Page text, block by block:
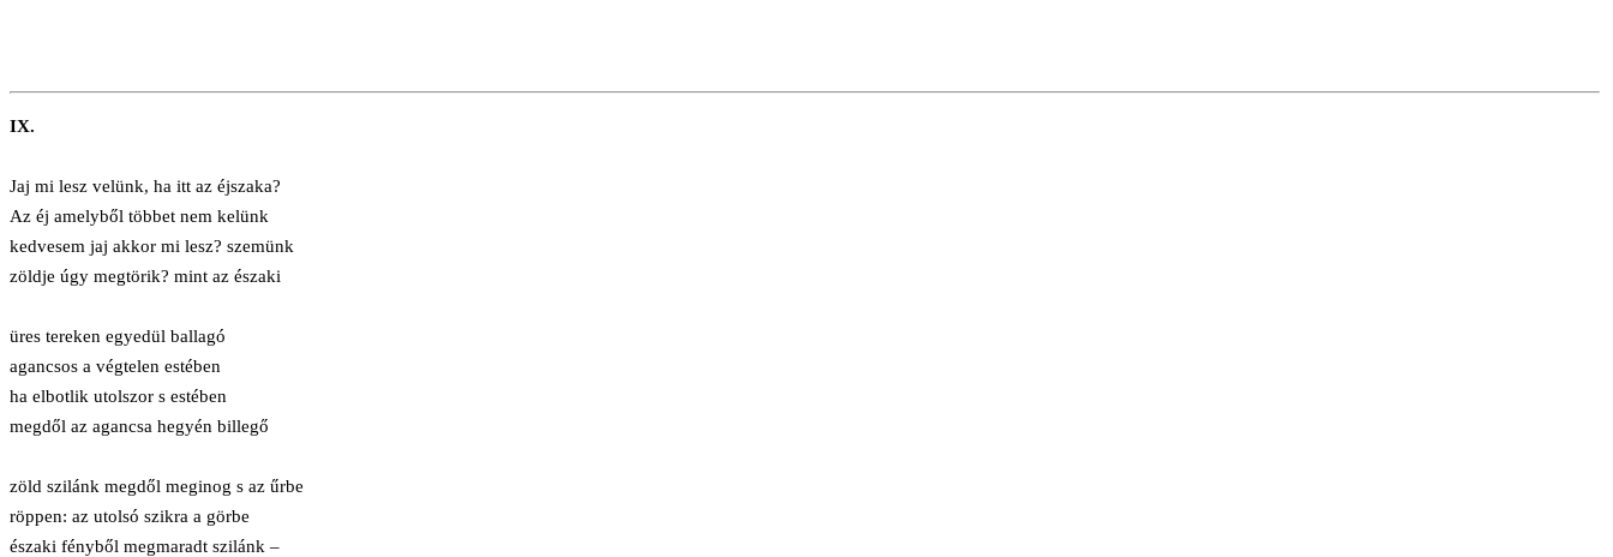
IX.
Jaj mi lesz velünk, ha itt az éjszaka?
Az éj amelyből többet nem kelünk
kedvesem jaj akkor mi lesz? szemünk
zöldje úgy megtörik? mint az északi
üres tereken egyedül ballagó
agancsos a végtelen estében
ha elbotlik utolszor s estében
megdől az agancsa hegyén billegő
zöld szilánk megdől meginog s az űrbe
röppen: az utolsó szikra a görbe
északi fényből megmaradt szilánk –